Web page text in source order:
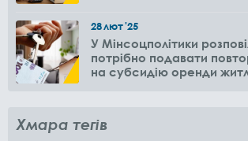
28лют'25
У Мінсоцполітики
потрібно подавати
на субсидію оренди
Хмара тегів